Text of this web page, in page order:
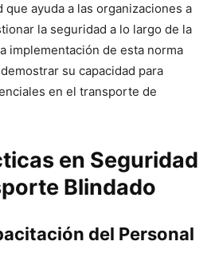
ayuda a las organizaciones a
la seguridad a lo largo de la
implementación de esta norma
su capacidad para
en el transporte de
en Seguridad
Blindado
del Personal